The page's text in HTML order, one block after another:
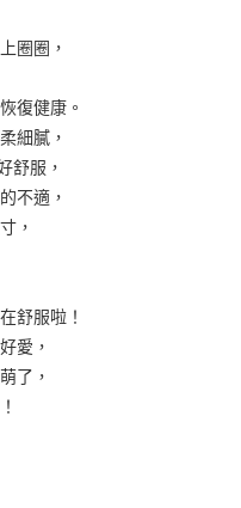
的支付方式。 讓您購物簡單
儲值。
結帳。
將跳轉至「AFTEE先享後付」
完成結帳。
。
中的連結，可透過四大超商／
為交易完成。
視為有效，需透過AFTEE先享
結帳頁面顯示為準，若有關於
問，請聯繫「AFTEE先享後付
先享後付」服務完成之交
圈圈，
復健康。
細膩，
舒服，
不適，
，
舒服啦！
愛，
了，